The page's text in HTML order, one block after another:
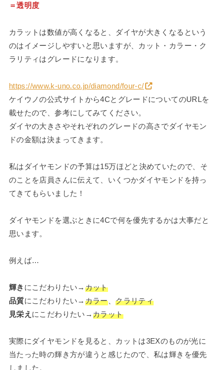
＝透明度
カラットは数値が高くなると、ダイヤが大きくなるという
のはイメージしやすいと思いますが、カット・カラー・ク
ラリティはグレードになります。
https://www.k-uno.co.jp/diamond/four-c/
ケイウノの公式サイトから4CとグレードについてのURLを
載せたので、参考にしてみてください。
ダイヤの大きさやそれぞれのグレードの高さでダイヤモン
ドの金額は決まってきます。
私はダイヤモンドの予算は15万ほどと決めていたので、そ
のことを店員さんに伝えて、いくつかダイヤモンドを持っ
てきてもらいました！
ダイヤモンドを選ぶときに4Cで何を優先するかは大事だと
思います。
例えば…
輝き にこだわりたい→ カット
品質にこだわりたい→ カラー、クラリティ
見栄え にこだわりたい→ カラット
実際にダイヤモンドを見ると、カットは3EXのものが光に
当たった時の輝き方が違うと感じたので、私は輝きを優先
しました。